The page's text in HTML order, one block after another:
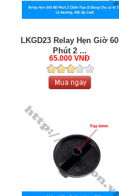
LKGD23 Relay Hẹn Giờ 60
Phút 2 ...
65.000 VNĐ